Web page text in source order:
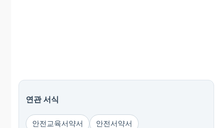
연관 서식
안전교육서약서 안전서약서